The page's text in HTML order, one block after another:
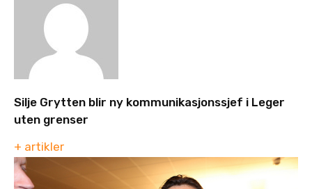
Silje Grytten blir ny kommunikasjonssjef i Leger
uten grenser
+ artikler